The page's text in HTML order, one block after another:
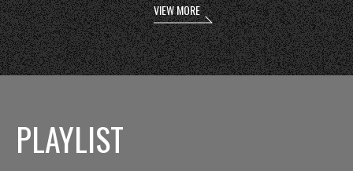
VIEW MORE
PLAYLIST